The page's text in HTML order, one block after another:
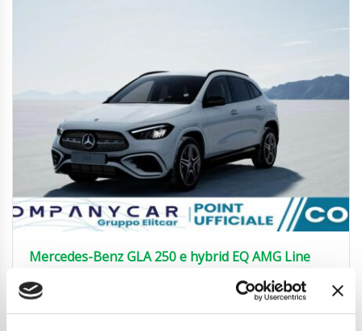
Mercedes-Benz GLA 250 e hybrid EQ AMG Line
41.990